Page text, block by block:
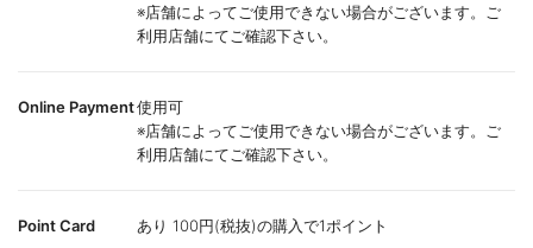
※店舗によってご使用できない場合がございます。ご
利用店舗にてご確認下さい。
Online Payment使用可
※店舗によってご使用できない場合がございます。ご
利用店舗にてご確認下さい。
Point Card あり 100円(税抜)の購入で1ポイント